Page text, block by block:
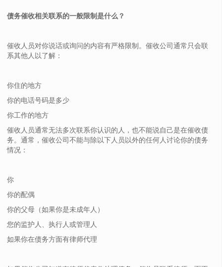
债务催收相关联系的一般限制是什么？
催收人员对你说话或询问的内容有严格限制。催收公司通常只会联
系其他人以了解：
你住的地方
你的电话号码是多少
你工作的地方
催收人员通常无法多次联系你认识的人，也不能说自己是在催收债
务。通常，催收公司不能与除以下人员以外的任何人讨论你的债务
情况：
你
你的配偶
你的父母（如果你是未成年人）
您的监护人、执行人或管理人
如果你在债务方面有律师代理